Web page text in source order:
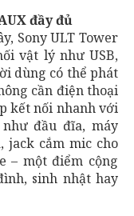
đầy đủ
Sony ULT Tower
vật lý như USB,
dùng có thể phát
cần điện thoại
kết nối nhanh với
đầu đĩa, máy
jack cắm mic cho
– một điểm cộng
sinh nhật hay